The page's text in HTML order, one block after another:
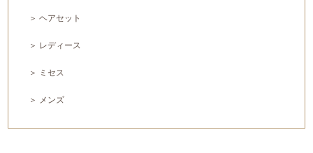
＞ ヘアセット
＞ レディース
＞ ミセス
＞ メンズ